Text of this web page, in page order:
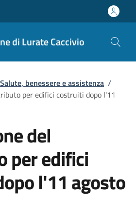
di Lurate Caccivio
Salute, benessere e assistenza /
per edifici costruiti dopo l'11
del
per edifici
l'11 agosto